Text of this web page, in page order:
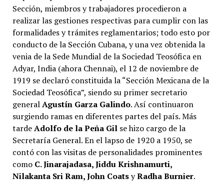
Sección, miembros y trabajadores procedieron a
realizar las gestiones respectivas para cumplir con las
formalidades y trámites reglamentarios; todo esto por
conducto de la Sección Cubana, y una vez obtenida la
venia de la Sede Mundial de la Sociedad Teosófica en
Adyar, India (ahora Chennai), el 12 de noviembre de
1919 se declaró constituida la “Sección Mexicana de la
Sociedad Teosófica”, siendo su primer secretario
generalAgustín Garza Galindo. Así continuaron
surgiendo ramas en diferentes partes del país. Más
tardeAdolfo de la Peña Gilse hizo cargo de la
Secretaría General. En el lapso de 1920 a 1950, se
contó con las visitas de personalidades prominentes
como C. Jinarajadasa, Jiddu Krishnamurti,
Nilakanta Sri Ram, John CoatsyRadha Burnier.